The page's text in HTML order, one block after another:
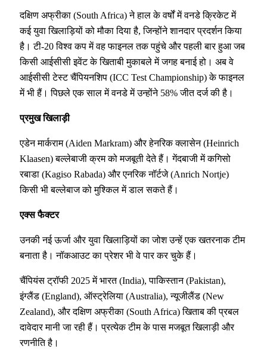
दक्षिण अफ्रीका (South Africa) ने हाल के वर्षों में वनडे क्रिकेट में
कई युवा खिलाड़ियों को मौका दिया है, जिन्होंने शानदार प्रदर्शन किया
है। टी-20 विश्व कप में वह फाइनल तक पहुंचे और पहली बार हुआ जब
किसी आईसीसी इवेंट के खिताबी मुकाबले में जगह बनाई हो। अब वे
आईसीसी टेस्ट चैंपियनशिप (ICC Test Championship) के फाइनल
में भी हैं। पिछले एक साल में वनडे में उन्होंने 58% जीत दर्ज की है।
प्रमुख खिलाड़ी
एडेन मार्कराम (Aiden Markram) और हेनरिक क्लासेन (Heinrich
Klaasen) बल्लेबाजी क्रम को मजबूती देते हैं। गेंदबाजी में कगिसो
रबाडा (Kagiso Rabada) और एनरिक नॉर्टजे (Anrich Nortje)
किसी भी बल्लेबाज को मुश्किल में डाल सकते हैं।
एक्स फैक्टर
उनकी नई ऊर्जा और युवा खिलाड़ियों का जोश उन्हें एक खतरनाक टीम
बनाता है। नॉकआउट का प्रेशर भी वे पार कर चुके हैं।
चैंपियंस ट्रॉफी 2025 में भारत (India), पाकिस्तान (Pakistan),
इंग्लैंड (England), ऑस्ट्रेलिया (Australia), न्यूजीलैंड (New
Zealand), और दक्षिण अफ्रीका (South Africa) खिताब की प्रबल
दावेदार मानी जा रही हैं। प्रत्येक टीम के पास मजबूत खिलाड़ी और
रणनीति है।